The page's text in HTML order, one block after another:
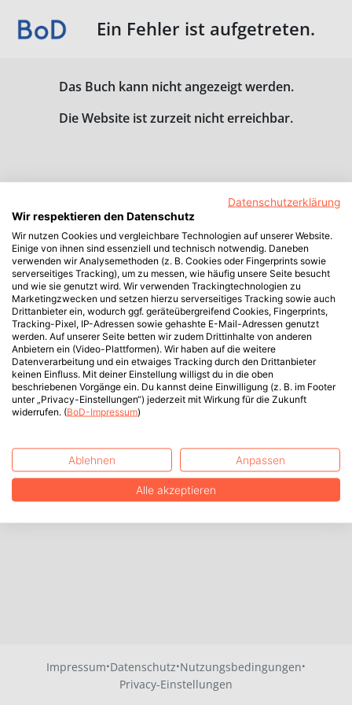
Ein Fehler ist aufgetreten.
Das Buch kann nicht angezeigt werden.
Die Website ist zurzeit nicht erreichbar.
Impressum·Datenschutz·Nutzungsbedingungen·
Privacy-Einstellungen
Datenschutzerklärung
Wir respektieren den Datenschutz
Wir nutzen Cookies und vergleichbare Technologien auf unserer Website.
Einige von ihnen sind essenziell und technisch notwendig. Daneben
verwenden wir Analysemethoden (z. B. Cookies oder Fingerprints sowie
serverseitiges Tracking), um zu messen, wie häufig unsere Seite besucht
und wie sie genutzt wird. Wir verwenden Trackingtechnologien zu
Marketingzwecken und setzen hierzu serverseitiges Tracking sowie auch
Drittanbieter ein, wodurch ggf. geräteübergreifend Cookies, Fingerprints,
Tracking-Pixel, IP-Adressen sowie gehashte E-Mail-Adressen genutzt
werden. Auf unserer Seite betten wir zudem Drittinhalte von anderen
Anbietern ein (Video-Plattformen). Wir haben auf die weitere
Datenverarbeitung und ein etwaiges Tracking durch den Drittanbieter
keinen Einfluss. Mit deiner Einstellung willigst du in die oben
beschriebenen Vorgänge ein. Du kannst deine Einwilligung (z. B. im Footer
unter „Privacy-Einstellungen“) jederzeit mit Wirkung für die Zukunft
widerrufen. (BoD-Impressum)
Ablehnen Anpassen
Alle akzeptieren